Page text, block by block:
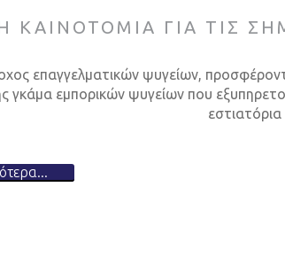
ΚΑΙΝΟΤΟΜΙΑ ΓΙΑ ΤΙΣ
επαγγελματικών ψυγείων,
γκάμα εμπορικών ψυγείων που